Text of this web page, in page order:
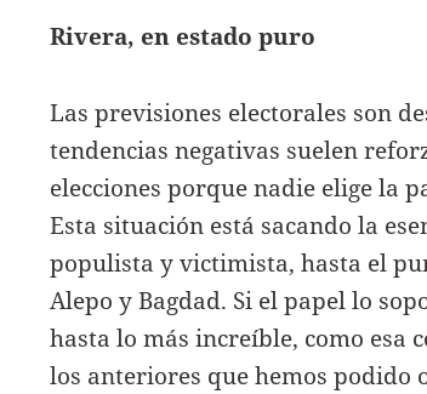
Rivera, en estado puro
Las previsiones electorales son
tendencias negativas suelen
elecciones porque nadie elige la
Esta situación está sacando la
populista y victimista, hasta el
Alepo y Bagdad. Si el papel lo
hasta lo más increíble, como esa
los anteriores que hemos podido